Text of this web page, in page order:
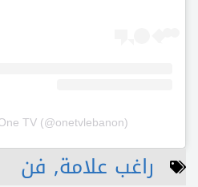
TV (@onetvlebanon)
راغب علامة, فن